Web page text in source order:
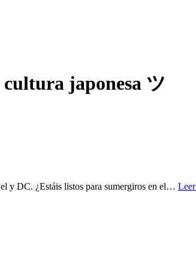
japonesa ツ
y DC. ¿Estáis listos para sumergiros en el…